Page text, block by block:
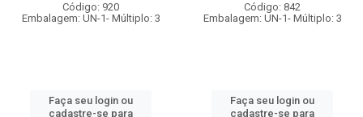
Código: 920
Embalagem: UN-1- Múltiplo: 3
Faça seu login ou
cadastre-se para
Código: 842
Embalagem: UN-1- Múltiplo: 3
Faça seu login ou
cadastre-se para